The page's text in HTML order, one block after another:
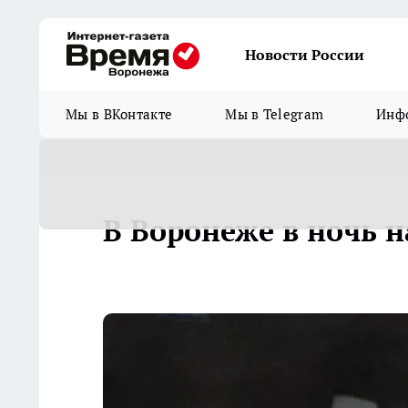
Новости России
Мы в ВКонтакте Мы в Telegram
В Воронеже в ночь